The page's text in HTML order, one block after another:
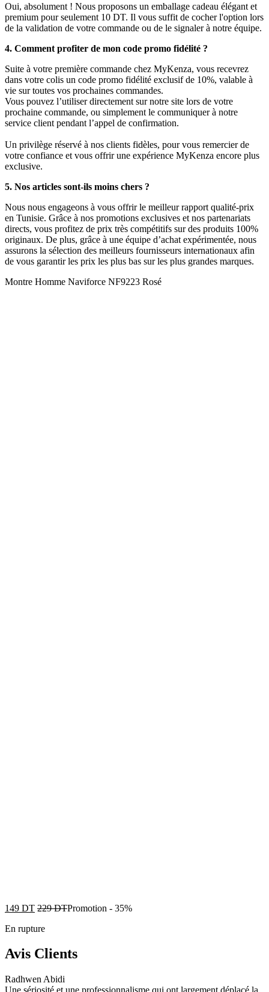
Oui, absolument ! Nous proposons un emballage cadeau élégant et
premium pour seulement 10 DT. Il vous suffit de cocher l'option lors
de la validation de votre commande ou de le signaler à notre équipe.
4. Comment profiter de mon code promo fidélité ?
Suite à votre première commande chez MyKenza, vous recevrez
dans votre colis un code promo fidélité exclusif de 10%, valable à
vie sur toutes vos prochaines commandes.
Vous pouvez l’utiliser directement sur notre site lors de votre
prochaine commande, ou simplement le communiquer à notre
service client pendant l’appel de confirmation.
Un privilège réservé à nos clients fidèles, pour vous remercier de
votre confiance et vous offrir une expérience MyKenza encore plus
exclusive.
5. Nos articles sont-ils moins chers ?
Nous nous engageons à vous offrir le meilleur rapport qualité-prix
en Tunisie. Grâce à nos promotions exclusives et nos partenariats
directs, vous profitez de prix très compétitifs sur des produits 100%
originaux. De plus, grâce à une équipe d’achat expérimentée, nous
assurons la sélection des meilleurs fournisseurs internationaux afin
de vous garantir les prix les plus bas sur les plus grandes marques.
Montre Homme Naviforce NF9223 Rosé
149 DT 229DTPromotion - 35%
En rupture
Avis Clients
Radhwen Abidi